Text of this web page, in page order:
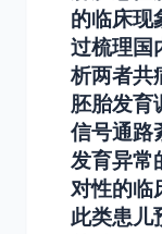
的临床现
过梳理国
析两者共
胚胎发育
信号通路
发育异常
对性的临
此类患儿